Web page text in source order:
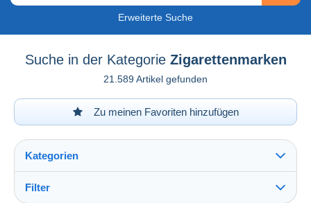
Erweiterte Suche
Suche in der Kategorie Zigarettenmarken
21.589 Artikel gefunden
Zu meinen Favoriten hinzufügen
Kategorien
Filter